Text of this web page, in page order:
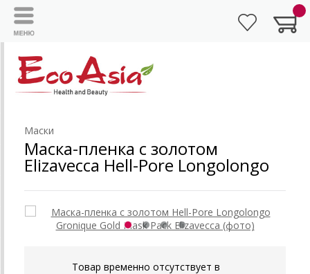
Маски
Маска-пленка с золотом
Elizavecca Hell-Pore Longolongo
Товар временно отсутствует в